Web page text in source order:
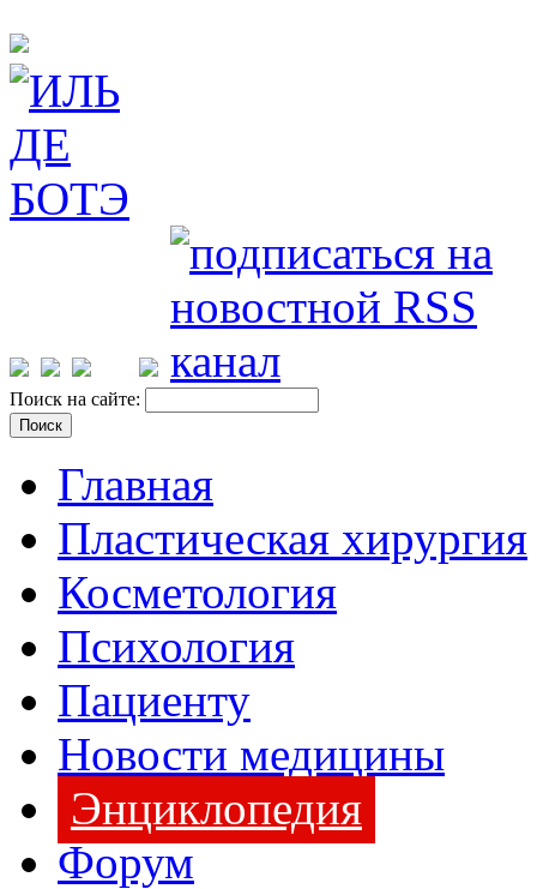
Поиск на сайте:
Главная
Пластическая хирургия
Косметология
Психология
Пациенту
Новости медицины
Энциклопедия
Форум